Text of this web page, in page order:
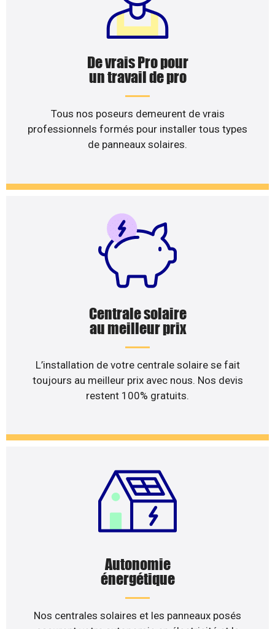
De vrais Pro pour
un travail de pro
Tous nos poseurs demeurent de vrais
professionnels formés pour installer tous types
de panneaux solaires.
Centrale solaire
au meilleur prix
L’installation de votre centrale solaire se fait
toujours au meilleur prix avec nous. Nos devis
restent 100% gratuits.
Autonomie
énergétique
Nos centrales solaires et les panneaux posés